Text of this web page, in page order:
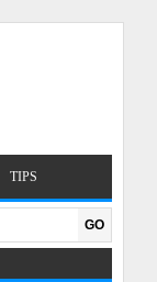
TIPS
GO